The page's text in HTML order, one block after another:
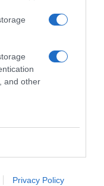
and other
Privacy Policy
y nutre la
e hidratada
y suave.
o la yema